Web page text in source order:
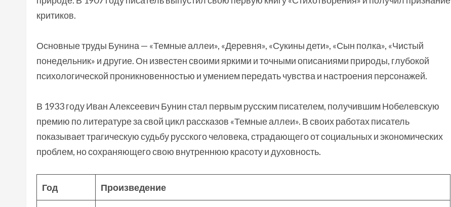
критиков.
Основные труды Бунина — «Темные аллеи», «Деревня», «Сукины дети», «Сын полка», «Чистый
понедельник» и другие. Он известен своими яркими и точными описаниями природы, глубокой
психологической проникновенностью и умением передать чувства и настроения персонажей.
В 1933 году Иван Алексеевич Бунин стал первым русским писателем, получившим Нобелевскую
премию по литературе за свой цикл рассказов «Темные аллеи». В своих работах писатель
показывает трагическую судьбу русского человека, страдающего от социальных и экономических
проблем, но сохраняющего свою внутреннюю красоту и духовность.
Год Произведение